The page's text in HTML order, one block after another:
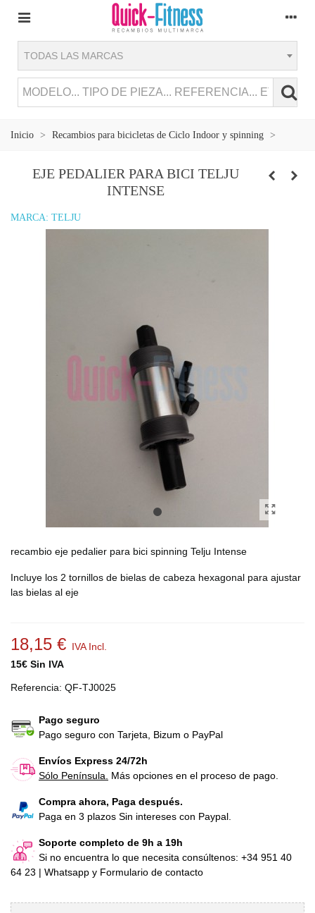
TODAS LAS MARCAS
Inicio > Recambios para bicicletas de Ciclo Indoor y spinning >
EJE PEDALIER PARA BICI TELJU
INTENSE
MARCA: TELJU
recambio eje pedalier para bici spinning Telju Intense
Incluye los 2 tornillos de bielas de cabeza hexagonal para ajustar
las bielas al eje
18,15 € IVA Incl.
15€ Sin IVA
Referencia: QF-TJ0025
Pago seguro
Pago seguro con Tarjeta, Bizum o PayPal
Envíos Express 24/72h
Sólo Península.
Más opciones en el proceso de pago.
Compra ahora, Paga después.
Paga en 3 plazos Sin intereses con Paypal.
Soporte completo de 9h a 19h
Si no encuentra lo que necesita consúltenos: +34 951 40
64 23 | Whatsapp y Formulario de contacto